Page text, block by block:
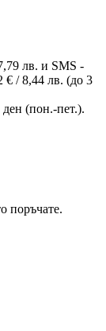
лв. и SMS -
€ / 8,44 лв. (до 3
(пон.-пет.).
поръчате.